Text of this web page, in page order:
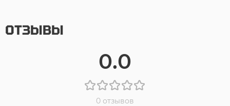
ОТЗЫВЫ
0.0
0 отзывов